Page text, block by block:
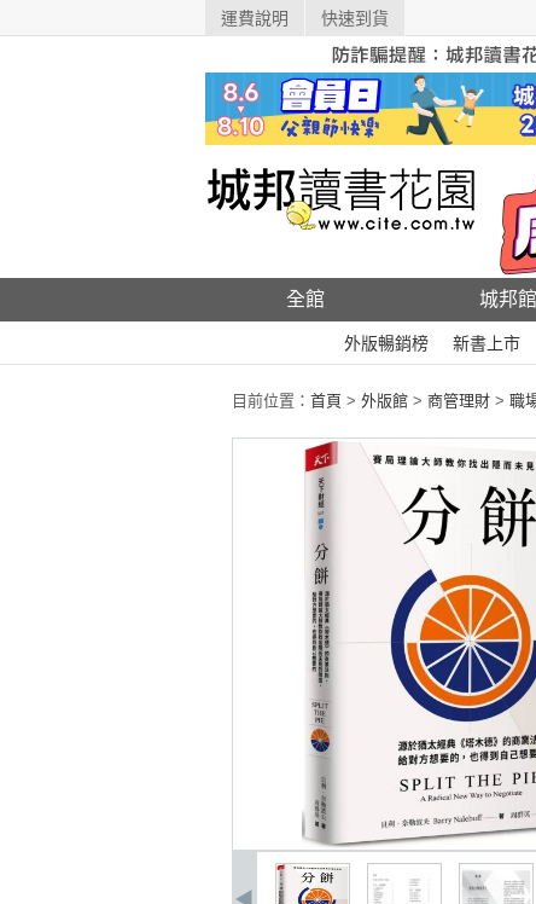
運費說明 快速到貨
全館 城邦館
外版暢銷榜 新書上市
目前位置： 首頁 > 外版館 > 商管理財 > 職